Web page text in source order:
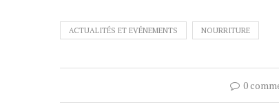
ACTUALITÉS ET EVÉNEMENTS NOURRITURE
0